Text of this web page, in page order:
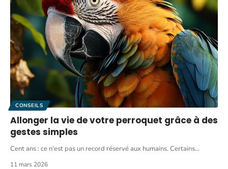
CONSEILS
Allonger la vie de votre perroquet grâce à des
gestes simples
Cent ans : ce n'est pas un record réservé aux humains. Certains…
11 mars 2026